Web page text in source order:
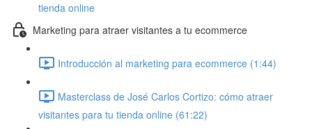
tienda online
Marketing para atraer visitantes a tu ecommerce
Introducción al marketing para ecommerce (1:44)
Masterclass de José Carlos Cortizo: cómo atraer
visitantes para tu tienda online (61:22)